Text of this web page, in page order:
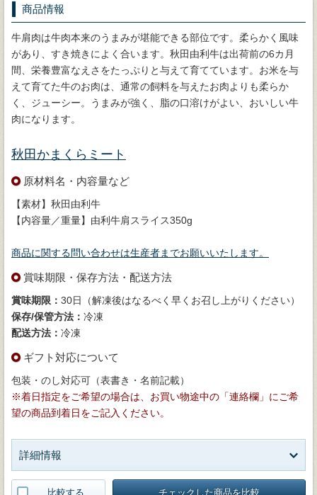
商品情報
牛肩肉は牛肉本来のうまみが堪能できる部位です。柔らかく風味
があり、すき焼きによく合います。秋田由利牛は出荷前の6カ月
間、栄養豊富なえさをたっぷりと与えて育てています。お米を与
えて育てた牛のお肉は、通常の飼料を与えたお肉よりも柔らか
く、ジューシー。うまみが強く、脂の口溶けがよい、おいしい牛
肉になります。
秋田かまくらミート
原材料名・内容量など
【素材】秋田由利牛
【内容量／重量】由利牛肩スライス350g
商品に関する問い合わせは生産者までお願いいたします。
賞味期限・保存方法・配送方法
賞味期限： 30日（解凍後はなるべく早くお召し上がりください）
保存/保管方法： 冷凍
配送方法： 冷凍
ギフト対応について
包装・のし対応可（表書き・名前記載）
※着日指定をご希望の場合は、お買い物途中の「連絡欄」にご希
望の商品到着日をご記入ください。
詳細情報
比較する チェックした商品を比較